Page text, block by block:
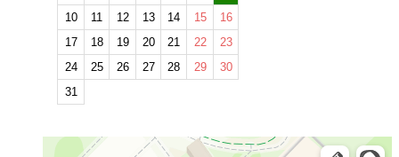
10
11 12 13 14 15
16
17
18 19 20 21 22
23
24
25 26 27 28 29
30
31